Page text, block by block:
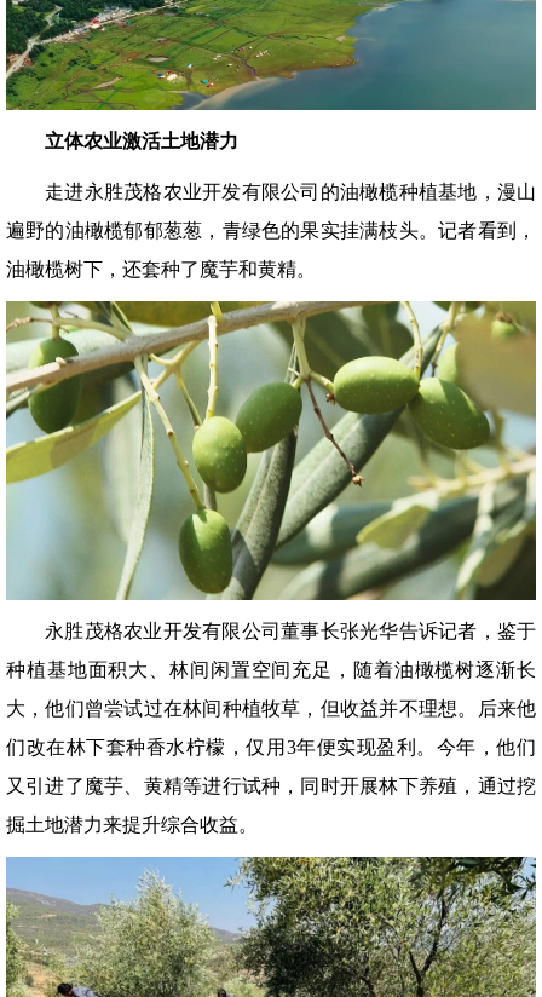
立体农业激活土地潜力
走进永胜茂格农业开发有限公司的油橄榄种植基地，漫山
遍野的油橄榄郁郁葱葱，青绿色的果实挂满枝头。记者看到，
油橄榄树下，还套种了魔芋和黄精。
永胜茂格农业开发有限公司董事长张光华告诉记者，鉴于
种植基地面积大、林间闲置空间充足，随着油橄榄树逐渐长
大，他们曾尝试过在林间种植牧草，但收益并不理想。后来他
们改在林下套种香水柠檬，仅用3年便实现盈利。今年，他们
又引进了魔芋、黄精等进行试种，同时开展林下养殖，通过挖
掘土地潜力来提升综合收益。